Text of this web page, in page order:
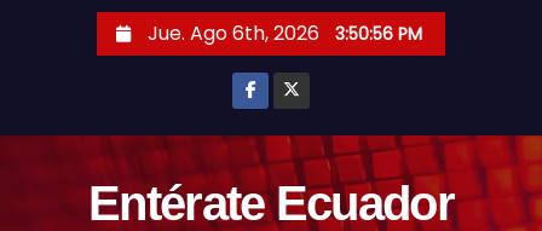
Jue. Ago 6th, 2026 3:50:57 PM
Entérate Ecuador